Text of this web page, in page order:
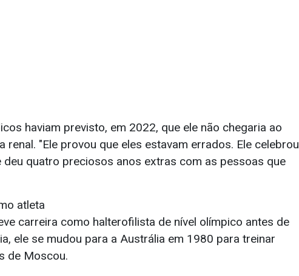
haviam previsto, em 2022, que ele não chegaria ao
renal. "Ele provou que eles estavam errados. Ele celebrou
deu quatro preciosos anos extras com as pessoas que
atleta
carreira como halterofilista de nível olímpico antes de
ele se mudou para a Austrália em 1980 para treinar
de Moscou.